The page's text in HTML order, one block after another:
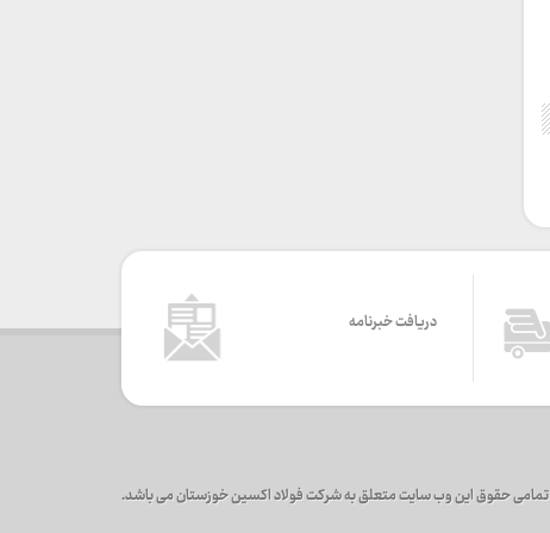
دریافت خبرنامه
تمامی حقوق این وب سایت متعلق به شرکت فولاد اکسین خوزستان می باشد.